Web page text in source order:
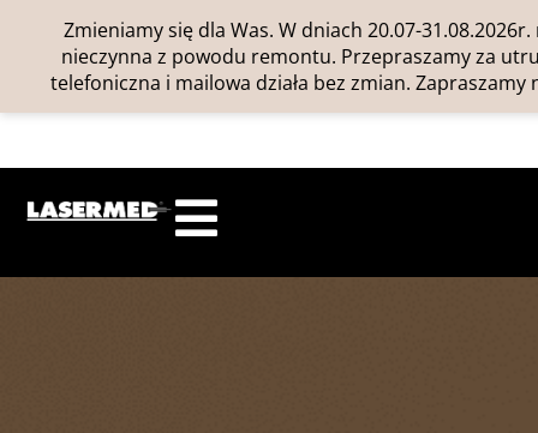
Zmieniamy się dla Was. W dniach 20.07-
nieczynna z powodu remontu. Przepraszamy za
telefoniczna i mailowa działa bez zmian.